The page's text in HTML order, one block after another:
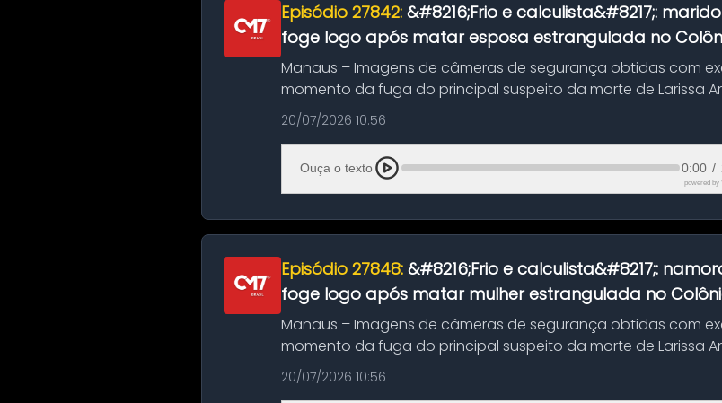
Episódio 27842: &#8216;Frio e calculista&#8217;:
foge logo após matar esposa estrangulada no
Manaus – Imagens de câmeras de segurança obtidas com
momento da fuga do principal suspeito da morte de Larissa
noite deste último d...
20/07/2026 10:56
Ouça o texto 0:00 /
powered by
Episódio 27848: &#8216;Frio e calculista&#8217;:
foge logo após matar mulher estrangulada no
Manaus – Imagens de câmeras de segurança obtidas com
momento da fuga do principal suspeito da morte de Larissa
noite deste último d...
20/07/2026 10:56